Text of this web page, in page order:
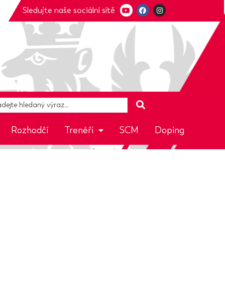
Sledujte naše sociální sítě
Rozhodčí Trenéři SCM Doping